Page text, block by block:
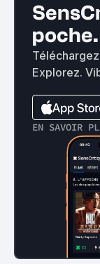
poche.
Téléchargez
Explorez.
EN SAVOIR